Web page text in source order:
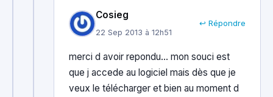
Cosieg
22 Sep 2013 à 12h51
↩ Répondre
merci d avoir repondu… mon souci est
que j accede au logiciel mais dès que je
veux le télécharger et bien au moment d